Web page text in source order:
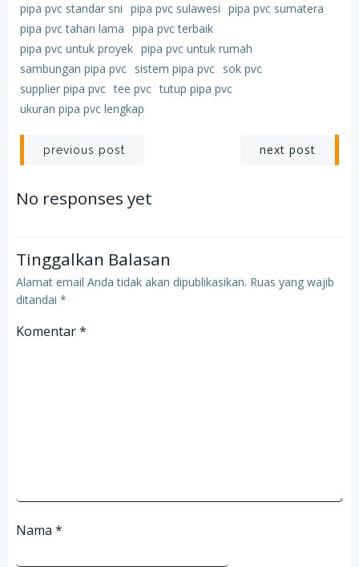
pipa pvc standar sni pipa pvc sulawesi pipa pvc sumatera
pipa pvc tahan lama pipa pvc terbaik
pipa pvc untuk proyek pipa pvc untuk rumah
sambungan pipa pvc sistem pipa pvc sok pvc
supplier pipa pvc tee pvc tutup pipa pvc
ukuran pipa pvc lengkap
Post
navigation
previous post next post
No responses yet
Tinggalkan Balasan
Alamat email Anda tidak akan dipublikasikan. Ruas yang wajib
ditandai *
Komentar*
Nama *